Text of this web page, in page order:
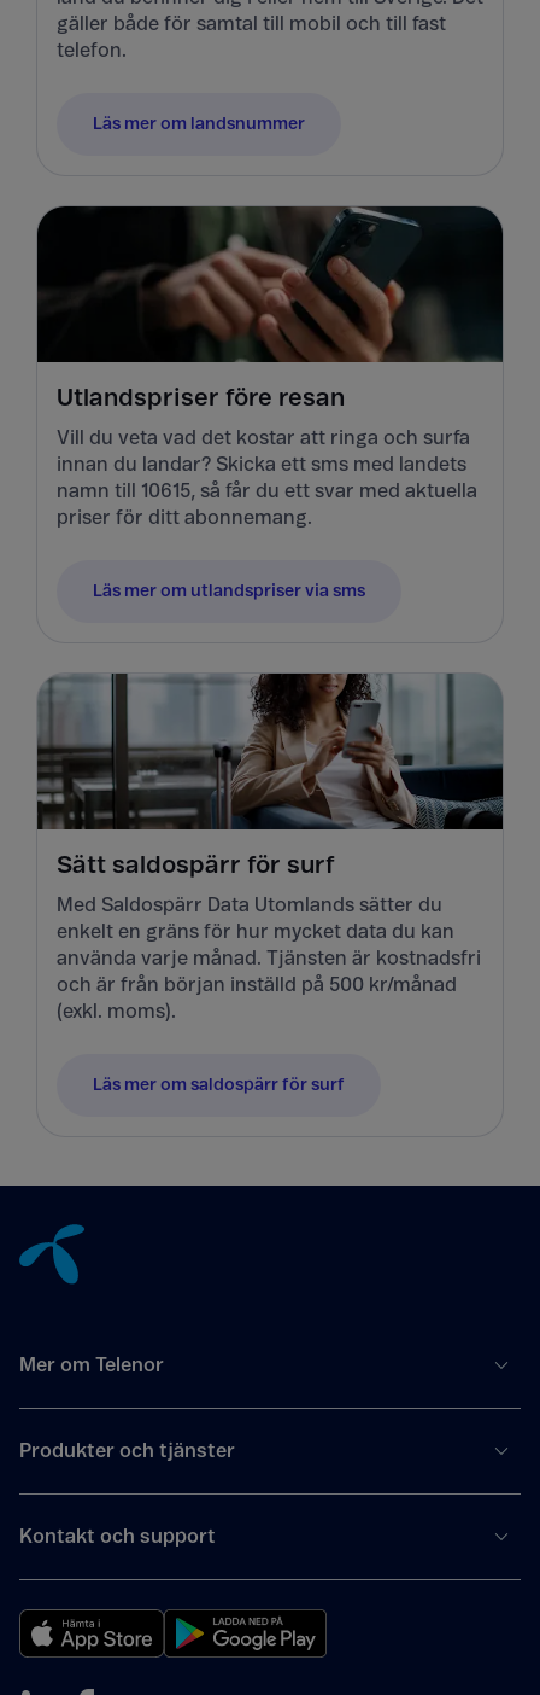
gäller både för samtal till mobil och till fast
telefon.
Läs mer om landsnummer
Utlandspriser före resan
Vill du veta vad det kostar att ringa och surfa
innan du landar? Skicka ett sms med landets
namn till 10615, så får du ett svar med aktuella
priser för ditt abonnemang.
Läs mer om utlandspriser via sms
Sätt saldospärr för surf
Med Saldospärr Data Utomlands sätter du
enkelt en gräns för hur mycket data du kan
använda varje månad. Tjänsten är kostnadsfri
och är från början inställd på 500 kr/månad
(exkl. moms).
Läs mer om saldospärr för surf
Mer om Telenor
Produkter och tjänster
Kontakt och support